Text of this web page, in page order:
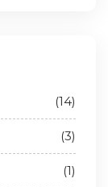
(14)
(3)
(1)